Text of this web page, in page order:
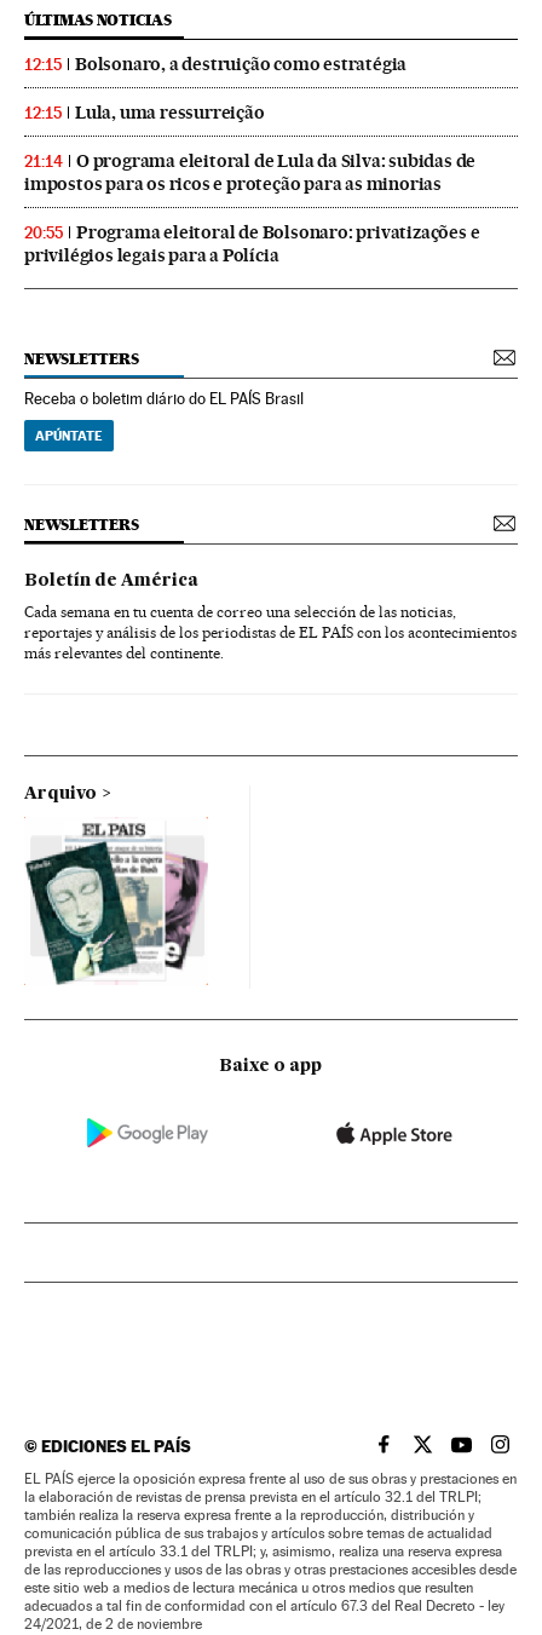
ÚLTIMAS NOTICIAS
12:15 Bolsonaro, a destruição como estratégia
12:15 Lula, uma ressurreição
21:14
O programa eleitoral de Lula da Silva: subidas de
impostos para os ricos e proteção para as minorias
20:55
Programa eleitoral de Bolsonaro: privatizações e
privilégios legais para a Polícia
NEWSLETTERS
Receba o boletim diário do EL PAÍS Brasil
APÚNTATE
NEWSLETTERS
Boletín de América
Cada semana en tu cuenta de correo una selección de las noticias,
reportajes y análisis de los periodistas de EL PAÍS con los acontecimientos
más relevantes del continente.
Arquivo
Baixe o app
©EDICIONES EL PAÍS EL PAÍS BRASIL EN
EL PAÍSEL PAÍS
EL
EL PAÍS ejerce la oposición expresa frente al uso de sus obras y prestaciones en
la elaboración de revistas de prensa prevista en el artículo 32.1 del TRLPI;
también realiza la reserva expresa frente a la reproducción, distribución y
comunicación pública de sus trabajos y artículos sobre temas de actualidad
prevista en el artículo 33.1 del TRLPI; y, asimismo, realiza una reserva expresa
de las reproducciones y usos de las obras y otras prestaciones accesibles desde
este sitio web a medios de lectura mecánica u otros medios que resulten
adecuados a tal fin de conformidad con el artículo 67.3 del Real Decreto - ley
24/2021, de 2 de noviembre